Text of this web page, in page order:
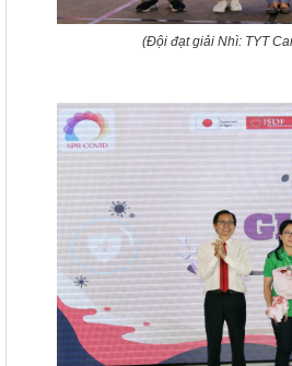
(Đội đạt giải Nhì: TYT
117/2025/QH15
Luật Bảo vệ bí mật nhà nước
Luật bảo vệ bí mật nhà nước
CÔNG BÁO/Số 1097 + 1098
LUẬT XỬ LÝ VI PHẠM HÀNH CHÍNH
190/2025/NĐ-CP
Nghị định Sửa đổi, bổ sung một số
118/2021/NĐ-CP ngày 23 tháng 12
quy định chi tiết một số điều và biện
vi phạm hành chính được sửa đổi,
68/2025/NĐ-CP ngày 18 tháng 3
Nghị định số 120/2021/NĐ-CP ngày
của Chính phủ quy định chế độ áp